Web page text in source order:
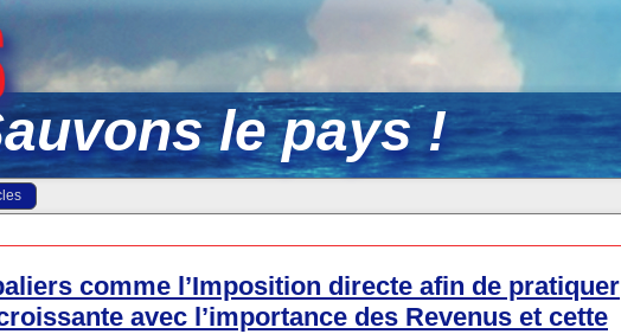
le pays !
comme l’Imposition directe afin de pratiquer
avec l’importance des Revenus et cette